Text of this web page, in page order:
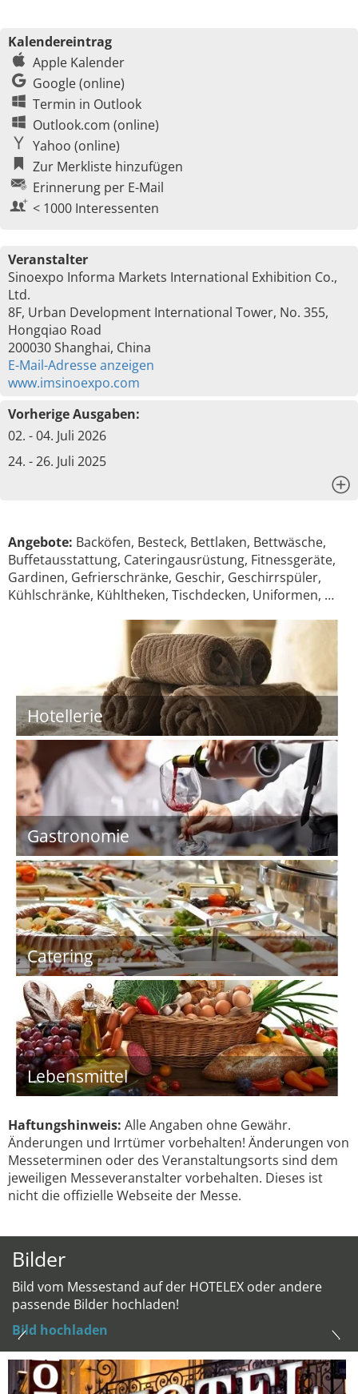
Kalendereintrag
Apple Kalender
Google (online)
Termin in Outlook
Outlook.com (online)
Yahoo (online)
Zur Merkliste hinzufügen
Erinnerung per E-Mail
< 1000 Interessenten
Veranstalter
Sinoexpo Informa Markets International Exhibition Co.,
Ltd.
8F, Urban Development International Tower, No. 355,
Hongqiao Road
200030 Shanghai, China
E-Mail-Adresse anzeigen
www.imsinoexpo.com
Vorherige Ausgaben:
02. - 04. Juli 2026
24. - 26. Juli 2025
Angebote: Backöfen, Besteck, Bettlaken, Bettwäsche,
Buffetausstattung, Cateringausrüstung, Fitnessgeräte,
Gardinen, Gefrierschränke, Geschir, Geschirrspüler,
Kühlschränke, Kühltheken, Tischdecken, Uniformen, …
Hotellerie
Gastronomie
Catering
Lebensmittel
Haftungshinweis: Alle Angaben ohne Gewähr.
Änderungen und Irrtümer vorbehalten! Änderungen von
Messeterminen oder des Veranstaltungsorts sind dem
jeweiligen Messeveranstalter vorbehalten. Dieses ist
nicht die offizielle Webseite der Messe.
Bilder
Bild vom Messestand auf der HOTELEX oder andere
passende Bilder hochladen!
Bild hochladen